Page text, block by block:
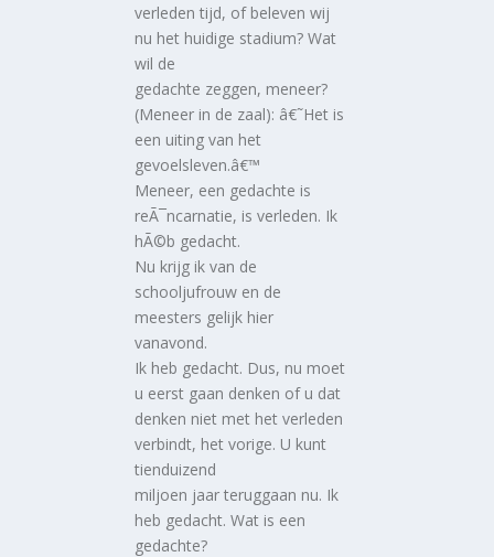
verleden tijd, of beleven wij
nu het huidige stadium? Wat
wil de
gedachte zeggen, meneer?
(Meneer in de zaal): â€˜Het is
een uiting van het
gevoelsleven.â€™
Meneer, een gedachte is
reÃ¯ncarnatie, is verleden. Ik
hÃ©b gedacht.
Nu krijg ik van de
schooljufrouw en de
meesters gelijk hier
vanavond.
Ik heb gedacht. Dus, nu moet
u eerst gaan denken of u dat
denken niet met het verleden
verbindt, het vorige. U kunt
tienduizend
miljoen jaar teruggaan nu. Ik
heb gedacht. Wat is een
gedachte?